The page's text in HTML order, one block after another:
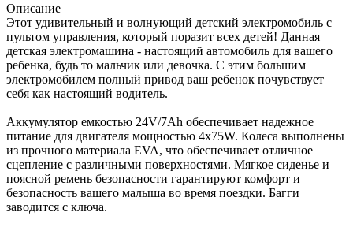
Описание
Этот удивительный и волнующий детский электромобиль с
пультом управления, который поразит всех детей! Данная
детская электромашина - настоящий автомобиль для вашего
ребенка, будь то мальчик или девочка. С этим большим
электромобилем полный привод ваш ребенок почувствует
себя как настоящий водитель.
Аккумулятор емкостью 24V/7Ah обеспечивает надежное
питание для двигателя мощностью 4х75W. Колеса выполнены
из прочного материала EVA, что обеспечивает отличное
сцепление с различными поверхностями. Мягкое сиденье и
поясной ремень безопасности гарантируют комфорт и
безопасность вашего малыша во время поездки. Багги
заводится с ключа.